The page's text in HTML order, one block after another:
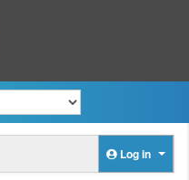
Log in